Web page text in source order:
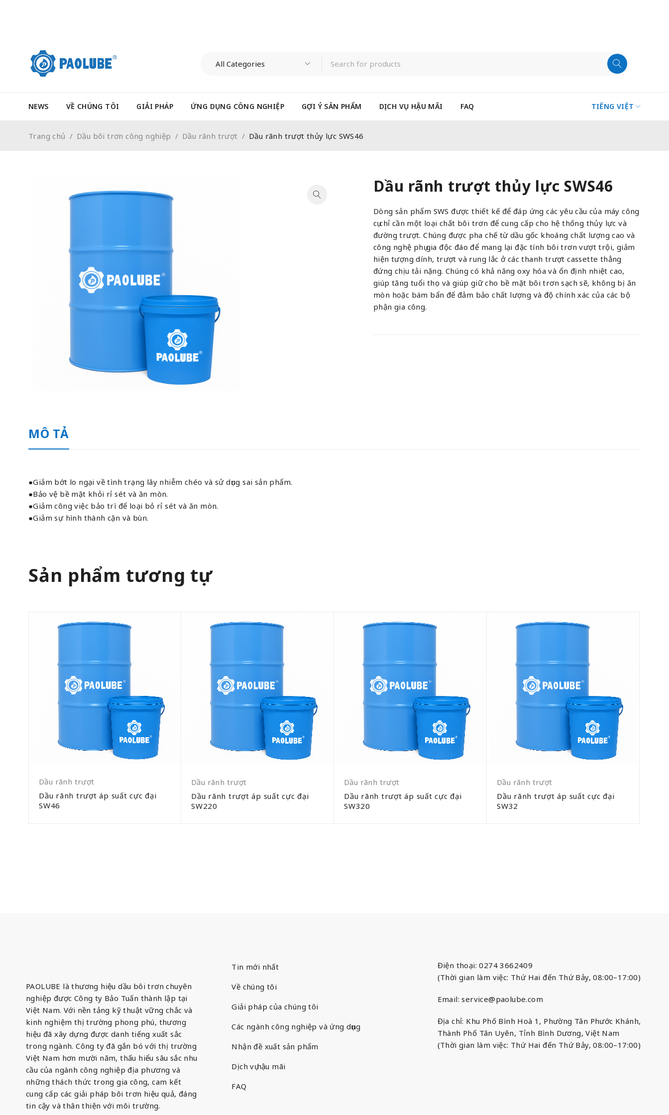
NEWS VỀ CHÚNG TÔI GIẢI PHÁP ỨNG DỤNG CÔNG NGHIỆP GỢI Ý SẢN PHẨM DỊCH VỤ HẬU MÃI FAQ TIẾNG VIỆT
Trang chủ / Dầu bôi trơn công nghiệp / Dầu rãnh trượt / Dầu rãnh trượt thủy lực SWS46
Dầu rãnh trượt thủy lực SWS46
Dòng sản phẩm SWS được thiết kế để đáp ứng các yêu cầu của máy công
cụ chỉ cần một loại chất bôi trơn để cung cấp cho hệ thống thủy lực và
đường trượt. Chúng được pha chế từ dầu gốc khoáng chất lượng cao và
công nghệ phụ gia độc đáo để mang lại đặc tính bôi trơn vượt trội, giảm
hiện tượng dính, trượt và rung lắc ở các thanh trượt cassette thẳng
đứng chịu tải nặng. Chúng có khả năng oxy hóa và ổn định nhiệt cao,
giúp tăng tuổi thọ và giúp giữ cho bề mặt bôi trơn sạch sẽ, không bị ăn
mòn hoặc bám bẩn để đảm bảo chất lượng và độ chính xác của các bộ
phận gia công.
MÔ TẢ
●Giảm bớt lo ngại về tình trạng lây nhiễm chéo và sử dụng sai sản phẩm.
●Bảo vệ bề mặt khỏi rỉ sét và ăn mòn.
●Giảm công việc bảo trì để loại bỏ rỉ sét và ăn mòn.
●Giảm sự hình thành cặn và bùn.
Sản phẩm tương tự
Dầu rãnh trượt
Dầu rãnh trượt áp suất cực đại
SW46
Dầu rãnh trượt
Dầu rãnh trượt áp suất cực đại
SW220
Dầu rãnh trượt
Dầu rãnh trượt áp suất cực đại
SW320
Dầu rãnh trượt
Dầu rãnh trượt áp suất cực đại
SW32
PAOLUBE là thương hiệu dầu bôi trơn chuyên
nghiệp được Công ty Bảo Tuấn thành lập tại
Việt Nam. Với nền tảng kỹ thuật vững chắc và
kinh nghiệm thị trường phong phú, thương
hiệu đã xây dựng được danh tiếng xuất sắc
trong ngành. Công ty đã gắn bó với thị trường
Việt Nam hơn mười năm, thấu hiểu sâu sắc nhu
cầu của ngành công nghiệp địa phương và
những thách thức trong gia công, cam kết
cung cấp các giải pháp bôi trơn hiệu quả, đáng
tin cậy và thân thiện với môi trường.
Tin mới nhất
Về chúng tôi
Giải pháp của chúng tôi
Các ngành công nghiệp và ứng dụng
Nhận đề xuất sản phẩm
Dịch vụ hậu mãi
FAQ
Điện thoại: 0274 3662409
(Thời gian làm việc: Thứ Hai đến Thứ Bảy, 08:00–17:00)
Email:service@paolube.com
Địa chỉ: Khu Phố Bình Hoà 1, Phường Tân Phước Khánh,
Thành Phố Tân Uyên, Tỉnh Bình Dương, Việt Nam
(Thời gian làm việc: Thứ Hai đến Thứ Bảy, 08:00–17:00)